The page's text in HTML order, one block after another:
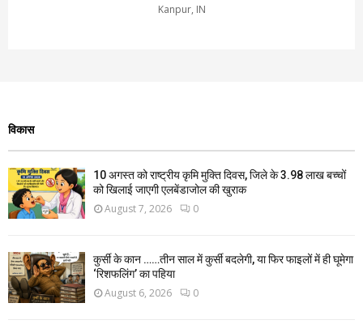
Kanpur, IN
विकास
10 अगस्त को राष्ट्रीय कृमि मुक्ति दिवस, जिले के 3.98 लाख बच्चों
को खिलाई जाएगी एलबेंडाजोल की खुराक
August 7, 2026 0
कुर्सी के कान ……तीन साल में कुर्सी बदलेगी, या फिर फाइलों में ही घूमेगा
‘रिशफलिंग’ का पहिया
August 6, 2026 0